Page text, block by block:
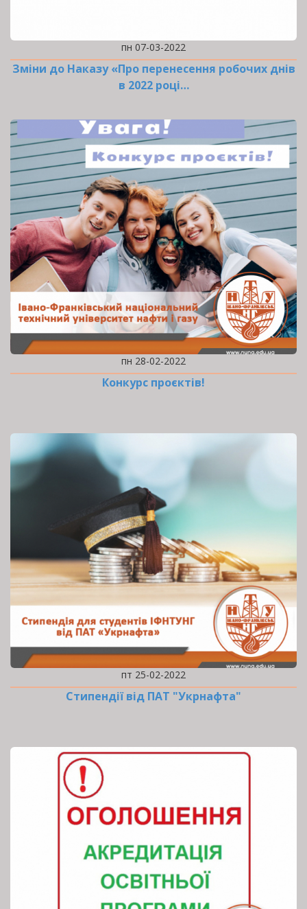
пн 07-03-2022
Зміни до Наказу «Про перенесення робочих днів
в 2022 році…
пн 28-02-2022
Конкурс проєктів!
пт 25-02-2022
Стипендії від ПАТ "Укрнафта"